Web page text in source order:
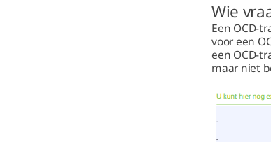
Wie
Een OCD-
voor een
een OCD-
maar niet